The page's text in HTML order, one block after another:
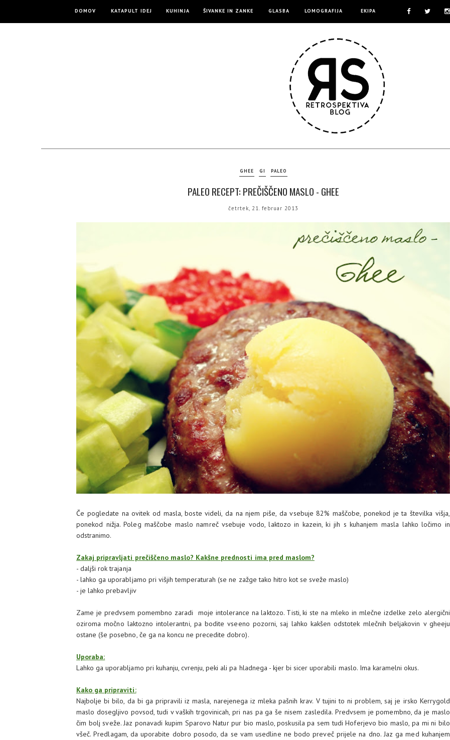
DOMOV KATAPULT IDEJ KUHINJA ŠIVANKE IN ZANKE GLASBA LOMOGRAFIJA EKIPA
GHEE GI PALEO
PALEO RECEPT: PREČIŠČENO MASLO - GHEE
četrtek, 21. februar 2013
Če pogledate na ovitek od masla, boste videli, da na njem piše, da vsebuje 82% maščobe, ponekod je ta številka višja,
ponekod nižja. Poleg maščobe maslo namreč vsebuje vodo, laktozo in kazein, ki jih s kuhanjem masla lahko ločimo in
odstranimo.
Zakaj pripravljati prečiščeno maslo? Kakšne prednosti ima pred maslom?
- daljši rok trajanja
- lahko ga uporabljamo pri višjih temperaturah (se ne zažge tako hitro kot se sveže maslo)
- je lahko prebavljiv
Zame je predvsem pomembno zaradi moje intolerance na laktozo. Tisti, ki ste na mleko in mlečne izdelke zelo alergični
oziroma močno laktozno intolerantni, pa bodite vseeno pozorni, saj lahko kakšen odstotek mlečnih beljakovin v gheeju
ostane (še posebno, če ga na koncu ne precedite dobro).
Uporaba:
Lahko ga uporabljamo pri kuhanju, cvrenju, peki ali pa hladnega - kjer bi sicer uporabili maslo. Ima karamelni okus.
Kako ga pripraviti:
Najbolje bi bilo, da bi ga pripravili iz masla, narejenega iz mleka pašnih krav. V tujini to ni problem, saj je irsko Kerrygold
maslo dosegljivo povsod, tudi v vaških trgovinicah, pri nas pa ga še nisem zasledila. Predvsem je pomembno, da je maslo
čim bolj sveže. Jaz ponavadi kupim Sparovo Natur pur bio maslo, poskusila pa sem tudi Hoferjevo bio maslo, pa mi ni bilo
všeč. Predlagam, da uporabite dobro posodo, da se vam usedline ne bodo preveč prijele na dno. Jaz ga med kuhanjem